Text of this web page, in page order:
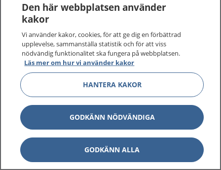
Den här webbplatsen använder
kakor
Vi använder kakor, cookies, för att ge dig en förbättrad
upplevelse, sammanställa statistik och för att viss
nödvändig funktionalitet ska fungera på webbplatsen.
Läs mer om hur vi använder kakor
HANTERA KAKOR
GODKÄNN NÖDVÄNDIGA
GODKÄNN ALLA